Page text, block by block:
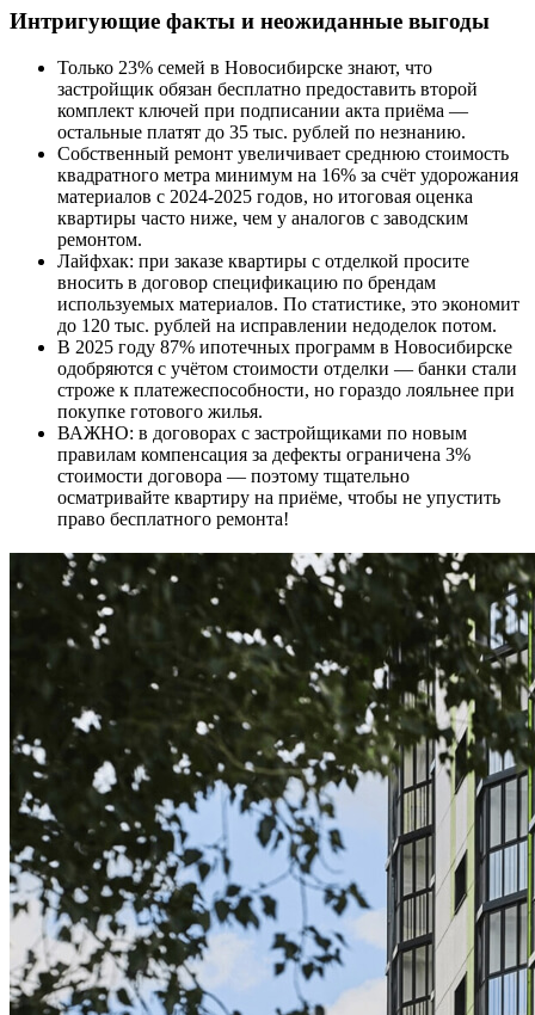
Интригующие факты и неожиданные выгоды
Только 23% семей в Новосибирске знают, что
застройщик обязан бесплатно предоставить второй
комплект ключей при подписании акта приёма —
остальные платят до 35 тыс. рублей по незнанию.
Собственный ремонт увеличивает среднюю стоимость
квадратного метра минимум на 16% за счёт удорожания
материалов с 2024-2025 годов, но итоговая оценка
квартиры часто ниже, чем у аналогов с заводским
ремонтом.
Лайфхак: при заказе квартиры с отделкой просите
вносить в договор спецификацию по брендам
используемых материалов. По статистике, это экономит
до 120 тыс. рублей на исправлении недоделок потом.
В 2025 году 87% ипотечных программ в Новосибирске
одобряются с учётом стоимости отделки — банки стали
строже к платежеспособности, но гораздо лояльнее при
покупке готового жилья.
ВАЖНО: в договорах с застройщиками по новым
правилам компенсация за дефекты ограничена 3%
стоимости договора — поэтому тщательно
осматривайте квартиру на приёме, чтобы не упустить
право бесплатного ремонта!